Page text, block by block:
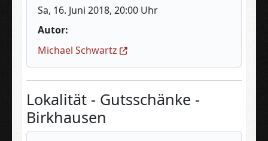
Sa, 16. Juni 2018, 20:00 Uhr
Autor:
Michael Schwartz
Lokalität - Gutsschänke -
Birkhausen